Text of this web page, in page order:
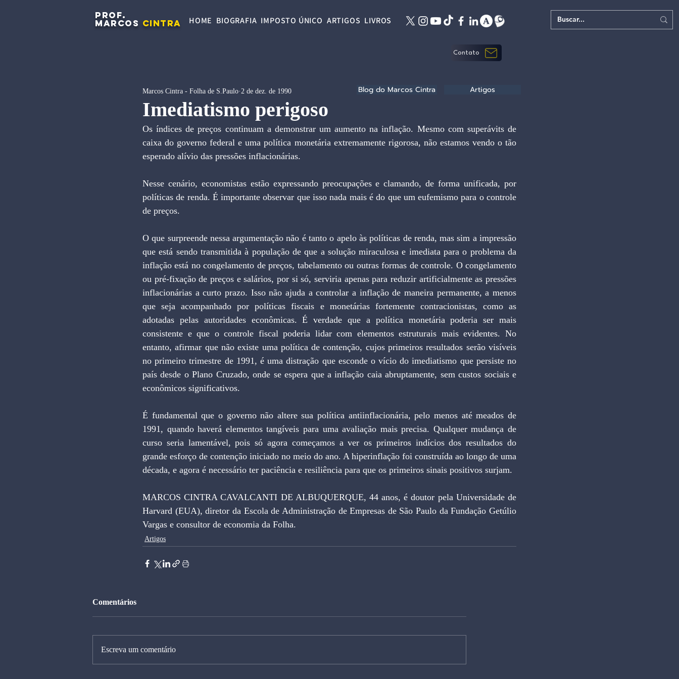
PROF.
MARCOS CINTRA HOME BIOGRAFIA IMPOSTO ÚNICO ARTIGOS LIVROS
Contato
Imediatismo perigoso
Marcos Cintra - Folha de S.Paulo 2 de dez. de 1990
Os índices de preços continuam a demonstrar um aumento na inflação. Mesmo com superávits de
caixa do governo federal e uma política monetária extremamente rigorosa, não estamos vendo o tão
esperado alívio das pressões inflacionárias.
Nesse cenário, economistas estão expressando preocupações e clamando, de forma unificada, por
políticas de renda. É importante observar que isso nada mais é do que um eufemismo para o controle
de preços.
O que surpreende nessa argumentação não é tanto o apelo às políticas de renda, mas sim a impressão
que está sendo transmitida à população de que a solução miraculosa e imediata para o problema da
inflação está no congelamento de preços, tabelamento ou outras formas de controle. O congelamento
ou pré-fixação de preços e salários, por si só, serviria apenas para reduzir artificialmente as pressões
inflacionárias a curto prazo. Isso não ajuda a controlar a inflação de maneira permanente, a menos
que seja acompanhado por políticas fiscais e monetárias fortemente contracionistas, como as
adotadas pelas autoridades econômicas. É verdade que a política monetária poderia ser mais
consistente e que o controle fiscal poderia lidar com elementos estruturais mais evidentes. No
entanto, afirmar que não existe uma política de contenção, cujos primeiros resultados serão visíveis
no primeiro trimestre de 1991, é uma distração que esconde o vício do imediatismo que persiste no
país desde o Plano Cruzado, onde se espera que a inflação caia abruptamente, sem custos sociais e
econômicos significativos.
É fundamental que o governo não altere sua política antiinflacionária, pelo menos até meados de
1991, quando haverá elementos tangíveis para uma avaliação mais precisa. Qualquer mudança de
curso seria lamentável, pois só agora começamos a ver os primeiros indícios dos resultados do
grande esforço de contenção iniciado no meio do ano. A hiperinflação foi construída ao longo de uma
década, e agora é necessário ter paciência e resiliência para que os primeiros sinais positivos surjam.
MARCOS CINTRA CAVALCANTI DE ALBUQUERQUE, 44 anos, é doutor pela Universidade de
Harvard (EUA), diretor da Escola de Administração de Empresas de São Paulo da Fundação Getúlio
Vargas e consultor de economia da Folha.
Artigos
Comentários
Escreva um comentário
Blog do Marcos Cintra Artigos